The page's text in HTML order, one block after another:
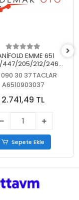
EMME 651
447/205/212/246
KELEBEKSİZ
090 30 37 TACLAR
A6510903037
2.741,49 TL
Sepete Ekle